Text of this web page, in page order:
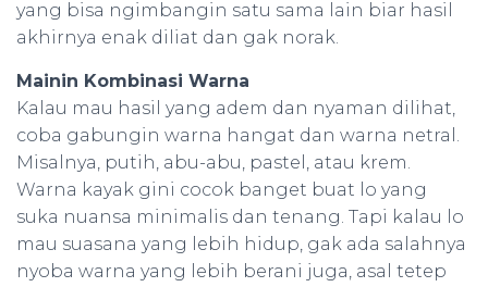
yang bisa ngimbangin satu sama lain biar hasil
akhirnya enak diliat dan gak norak.
Mainin Kombinasi Warna
Kalau mau hasil yang adem dan nyaman dilihat,
coba gabungin warna hangat dan warna netral.
Misalnya, putih, abu-abu, pastel, atau krem.
Warna kayak gini cocok banget buat lo yang
suka nuansa minimalis dan tenang. Tapi kalau lo
mau suasana yang lebih hidup, gak ada salahnya
nyoba warna yang lebih berani juga, asal tetep